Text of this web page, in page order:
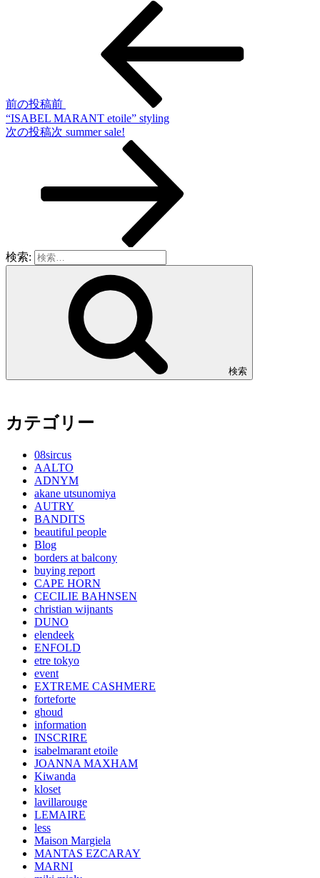
前の投稿前
“ISABEL MARANT etoile” styling
次の投稿次 summer sale!
検索:
検索
カテゴリー
08sircus
AALTO
ADNYM
akane utsunomiya
AUTRY
BANDITS
beautiful people
Blog
borders at balcony
buying report
CAPE HORN
CECILIE BAHNSEN
christian wijnants
DUNO
elendeek
ENFOLD
etre tokyo
event
EXTREME CASHMERE
forteforte
ghoud
information
INSCRIRE
isabelmarant etoile
JOANNA MAXHAM
Kiwanda
kloset
lavillarouge
LEMAIRE
less
Maison Margiela
MANTAS EZCARAY
MARNI